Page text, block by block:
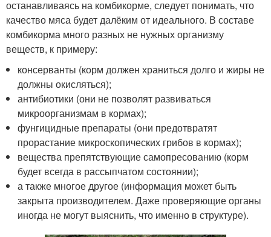
останавливаясь на комбикорме, следует понимать, что
качество мяса будет далёким от идеального. В составе
комбикорма много разных не нужных организму
веществ, к примеру:
консерванты (корм должен храниться долго и жиры не
должны окисляться);
антибиотики (они не позволят развиваться
микроорганизмам в кормах);
фунгицидные препараты (они предотвратят
прорастание микроскопических грибов в кормах);
вещества препятствующие самопресованию (корм
будет всегда в рассыпчатом состоянии);
а также многое другое (информация может быть
закрыта производителем. Даже проверяющие органы
иногда не могут выяснить, что именно в структуре).